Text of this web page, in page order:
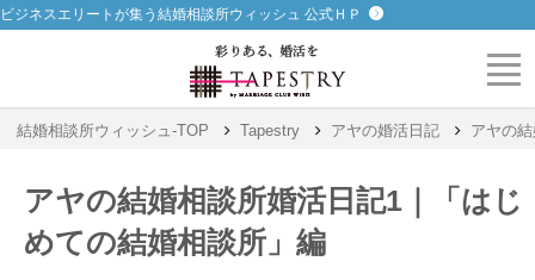
ビジネスエリートが集う結婚相談所ウィッシュ 公式ＨＰ
結婚相談所ウィッシュ-TOP Tapestry アヤの婚活日記 アヤの
アヤの結婚相談所婚活日記1｜「はじ
めての結婚相談所」編